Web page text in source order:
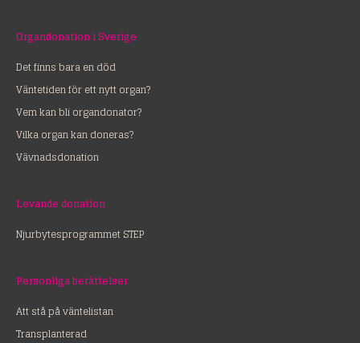
Organdonation i Sverige
Det finns bara en död
Väntetiden för ett nytt organ?
Vem kan bli organdonator?
Vilka organ kan doneras?
Vävnadsdonation
Levande donation
Njurbytesprogrammet STEP
Personliga berättelser
Att stå på väntelistan
Transplanterad